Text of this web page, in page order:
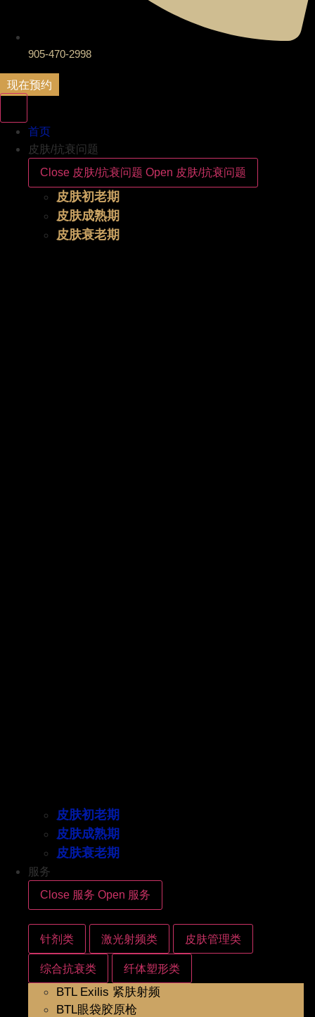
905-470-2998
现在预约
首页
皮肤/抗衰问题
Close 皮肤/抗衰问题 Open 皮肤/抗衰问题
皮肤初老期
皮肤成熟期
皮肤衰老期
皮肤初老期
皮肤成熟期
皮肤衰老期
服务
Close 服务 Open 服务
针剂类 激光射频类 皮肤管理类
综合抗衰类 纤体塑形类
BTL Exilis 紧肤射频
BTL眼袋胶原枪